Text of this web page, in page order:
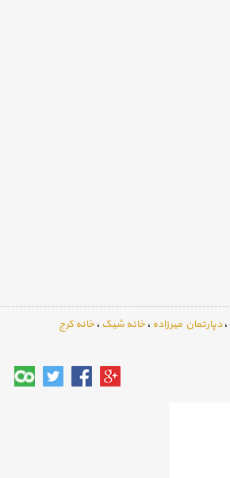
،دپارتمان میرزاده ، خانه شیک ، خانه کرج